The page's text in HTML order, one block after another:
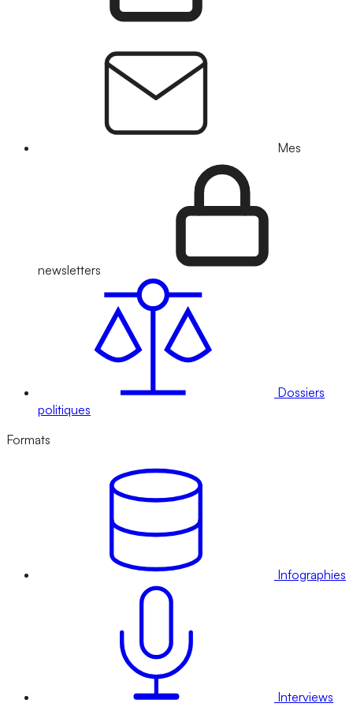
Mes
newsletters
Dossiers
politiques
Formats
Infographies
Interviews